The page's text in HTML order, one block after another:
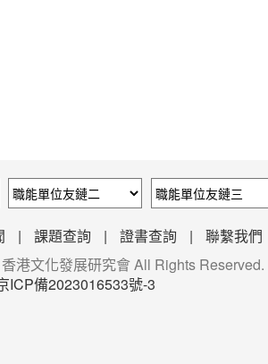
| 課題查詢 | 證書查詢 | 聯繫我們
港文化發展研究會 All Rights Reserved.
ICP備2023016533號-3